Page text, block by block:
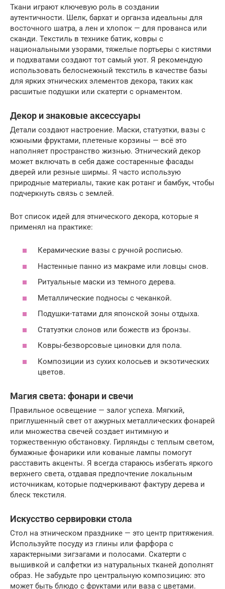
Ткани играют ключевую роль в создании
аутентичности. Шелк, бархат и органза идеальны для
восточного шатра, а лен и хлопок — для прованса или
сканди. Текстиль в технике батик, ковры с
национальными узорами, тяжелые портьеры с кистями
и подхватами создают тот самый уют. Я рекомендую
использовать белоснежный текстиль в качестве базы
для ярких этнических элементов декора, таких как
расшитые подушки или скатерти с орнаментом.
Декор и знаковые аксессуары
Детали создают настроение. Маски, статуэтки, вазы с
южными фруктами, плетеные корзины — всё это
наполняет пространство жизнью. Этнический декор
может включать в себя даже состаренные фасады
дверей или резные ширмы. Я часто использую
природные материалы, такие как ротанг и бамбук, чтобы
подчеркнуть связь с землей.
Вот список идей для этнического декора, которые я
применял на практике:
Керамические вазы с ручной росписью.
Настенные панно из макраме или ловцы снов.
Ритуальные маски из темного дерева.
Металлические подносы с чеканкой.
Подушки-татами для японской зоны отдыха.
Статуэтки слонов или божеств из бронзы.
Ковры-безворсовые циновки для пола.
Композиции из сухих колосьев и экзотических
цветов.
Магия света: фонари и свечи
Правильное освещение — залог успеха. Мягкий,
приглушенный свет от ажурных металлических фонарей
или множества свечей создает интимную и
торжественную обстановку. Гирлянды с теплым светом,
бумажные фонарики или кованые лампы помогут
расставить акценты. Я всегда стараюсь избегать яркого
верхнего света, отдавая предпочтение локальным
источникам, которые подчеркивают фактуру дерева и
блеск текстиля.
Искусство сервировки стола
Стол на этническом празднике — это центр притяжения.
Используйте посуду из глины или фарфора с
характерными зигзагами и полосами. Скатерти с
вышивкой и салфетки из натуральных тканей дополнят
образ. Не забудьте про центральную композицию: это
может быть блюдо с фруктами или ваза с цветами.